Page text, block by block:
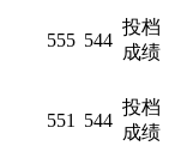
555 544
投档
成绩
551 544
投档
成绩